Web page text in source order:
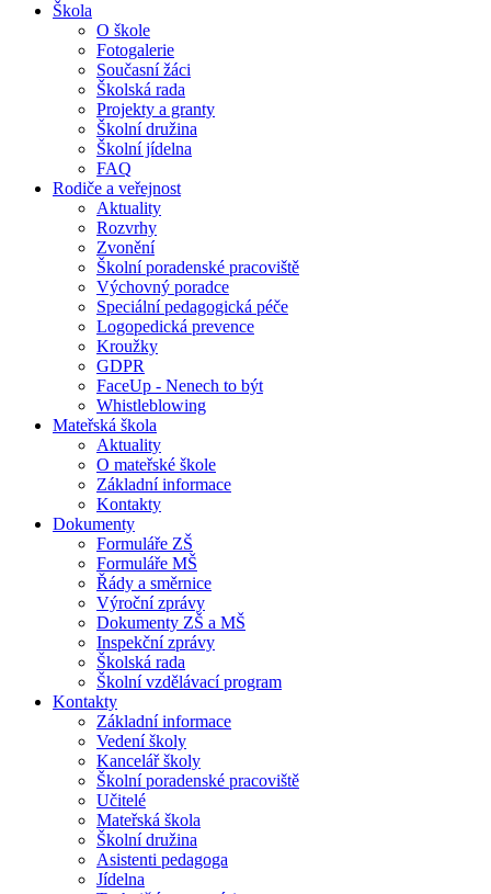
Škola
O škole
Fotogalerie
Současní žáci
Školská rada
Projekty a granty
Školní družina
Školní jídelna
FAQ
Rodiče a veřejnost
Aktuality
Rozvrhy
Zvonění
Školní poradenské pracoviště
Výchovný poradce
Speciální pedagogická péče
Logopedická prevence
Kroužky
GDPR
FaceUp - Nenech to být
Whistleblowing
Mateřská škola
Aktuality
O mateřské škole
Základní informace
Kontakty
Dokumenty
Formuláře ZŠ
Formuláře MŠ
Řády a směrnice
Výroční zprávy
Dokumenty ZŠ a MŠ
Inspekční zprávy
Školská rada
Školní vzdělávací program
Kontakty
Základní informace
Vedení školy
Kancelář školy
Školní poradenské pracoviště
Učitelé
Mateřská škola
Školní družina
Asistenti pedagoga
Jídelna